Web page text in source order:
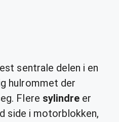
sentrale delen i en
hulrommet der
Flere sylindreer
side i motorblokken,